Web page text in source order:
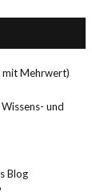
mit Mehrwert)
und
Blog